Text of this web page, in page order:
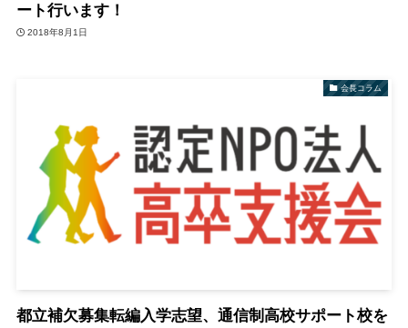
ート行います！
2018年8月1日
会長コラム
都立補欠募集転編入学志望、通信制高校サポート校を